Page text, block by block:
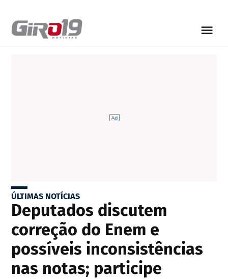
ÚLTIMAS NOTÍCIAS
Deputados discutem
correção do Enem e
possíveis inconsistências
nas notas; participe